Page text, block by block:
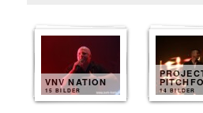
VNV NATION
15 BILDER 14 BILDER